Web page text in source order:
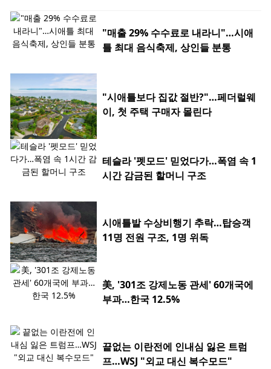
"매출 29% 수수료로 내라니"…시애
틀 최대 음식축제, 상인들 분통
"시애틀보다 집값 절반?"…페더럴웨
이, 첫 주택 구매자 몰린다
테슬라 '펫모드' 믿었다가…폭염 속 1
시간 감금된 할머니 구조
시애틀발 수상비행기 추락…탑승객
11명 전원 구조, 1명 위독
美, '301조 강제노동 관세' 60개국에
부과…한국 12.5%
끝없는 이란전에 인내심 잃은 트럼
프…WSJ "외교 대신 복수모드"